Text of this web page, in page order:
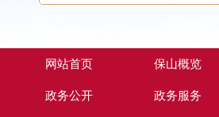
网站首页 保山概览
政务公开 政务服务